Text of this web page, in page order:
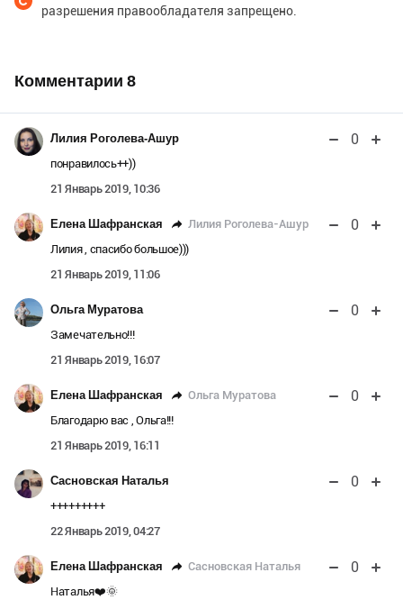
разрешения правообладателя запрещено.
Комментарии 8
Лилия Роголева-Ашур 0
понравилось++))
21 Январь 2019, 10:36
Елена Шафранская Лилия Роголева-Ашур 0
Лилия , спасибо большое)))
21 Январь 2019, 11:06
Ольга Муратова 0
Замечательно!!!
21 Январь 2019, 16:07
Елена Шафранская Ольга Муратова 0
Благодарю вас , Ольга!!!
21 Январь 2019, 16:11
Сасновская Наталья 0
+++++++++
22 Январь 2019, 04:27
Елена Шафранская Сасновская Наталья 0
Наталья❤️🌞